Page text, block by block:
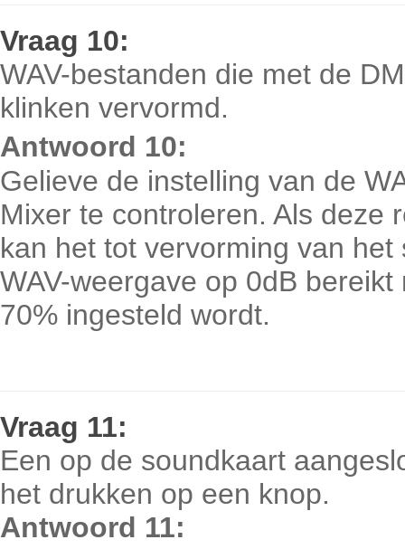
Vraag 10:
WAV-bestanden die met de
klinken vervormd.
Antwoord 10:
Gelieve de instelling van de
Mixer te controleren. Als deze
kan het tot vervorming van
WAV-weergave op 0dB
70% ingesteld wordt.
Vraag 11:
Een op de soundkaart
het drukken op een knop.
Antwoord 11: